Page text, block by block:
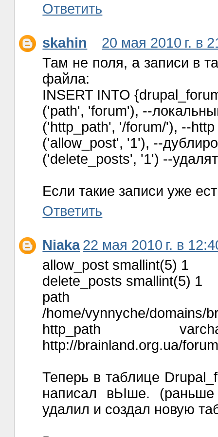
Ответить
skahin
20 мая 2010 г. в
Там не поля, а записи в
файла:
INSERT INTO
('path', 'forum'), --
('http_path', '/forum/'), --
('allow_post', '1'), --
('delete_posts', '1') --
Если такие записи уже
Ответить
Niaka 22 мая 2010 г. в
allow_post smallint(5) 1
delete_posts smallint(5) 1
path
/home/vynnyche/domains/
http_path
http://brainland.org.ua/
Теперь в таблице
написал вЬІше.
удалил и создал новую